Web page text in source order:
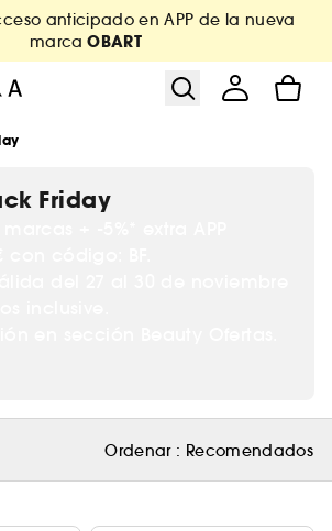
anticipado en APP de la nueva
marca OBART
Friday
Ordenar : Recomendados